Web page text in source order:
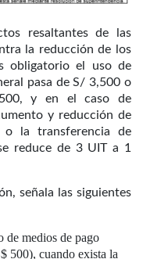
resaltantes de las
la reducción de los
obligatorio el uso de
pasa de S/ 3,500 o
y en el caso de
y reducción de
o la transferencia de
reduce de 3 UIT a 1
señala las siguientes
de medios de pago
500), cuando exista la